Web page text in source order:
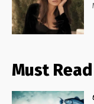
Must Read